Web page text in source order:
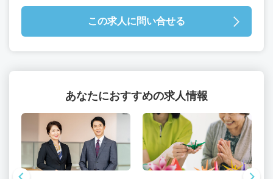
この求人に問い合せる
あなたにおすすめの求人情報